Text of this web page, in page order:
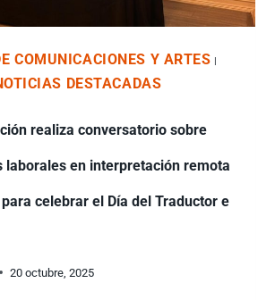
COMUNICACIONES Y ARTES
DESTACADAS
realiza conversatorio sobre
laborales en interpretación remota
celebrar el Día del Traductor e
20 octubre, 2025